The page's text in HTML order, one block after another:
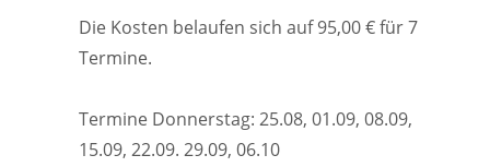
Die Kosten belaufen sich auf 95,00 € für 7
Termine.
Termine Donnerstag: 25.08, 01.09, 08.09,
15.09, 22.09. 29.09, 06.10